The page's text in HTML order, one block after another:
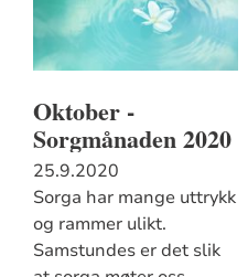
Oktober -
Sorgmånaden 2020
25.9.2020
Sorga har mange uttrykk
og rammer ulikt.
Samstundes er det slik